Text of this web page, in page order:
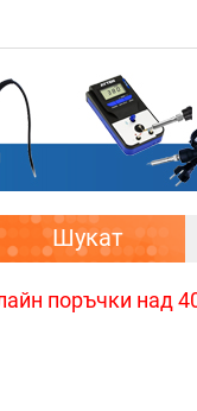
Шукат
поръчки над